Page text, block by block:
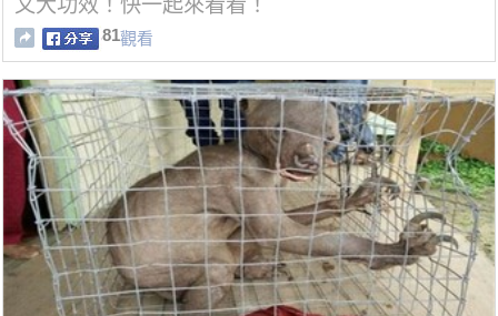
又大功效！快一起來看看！
81觀看